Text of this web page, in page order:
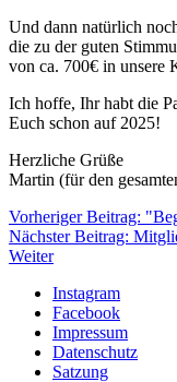
Und dann natürlich
die zu der guten
von ca. 700€ in unsere
Ich hoffe, Ihr habt die
Euch schon auf 2025!
Herzliche Grüße
Martin (für den
Vorheriger Beitrag:
Nächster Beitrag:
Weiter
Instagram
Facebook
Impressum
Datenschutz
Satzung